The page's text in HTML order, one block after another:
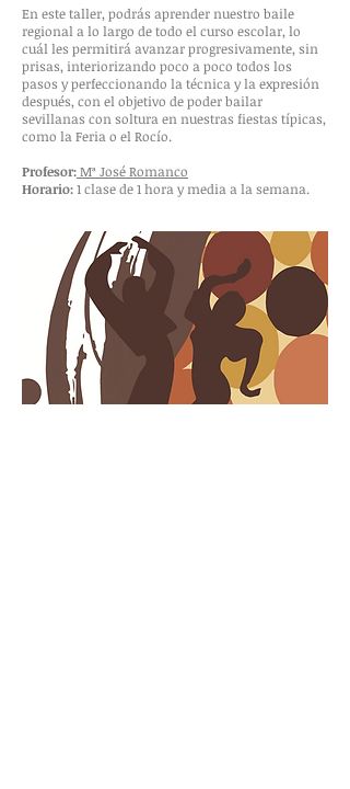
En este taller, podrás aprender nuestro baile
regional a lo largo de todo el curso escolar, lo
cuál les permitirá avanzar progresivamente, sin
prisas, interiorizando poco a poco todos los
pasos y perfeccionando la técnica y la expresión
después, con el objetivo de poder bailar
sevillanas con soltura en nuestras fiestas típicas,
como la Feria o el Rocío.
Profesor:Mª José Romanco
Horario:1 clase de 1 hora y media a la semana.